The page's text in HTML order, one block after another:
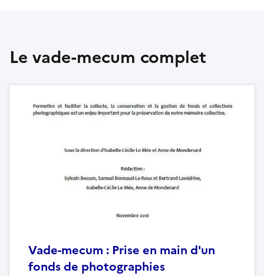
Le vade-mecum complet
Vade-mecum : Prise en main d'un
fonds de photographies